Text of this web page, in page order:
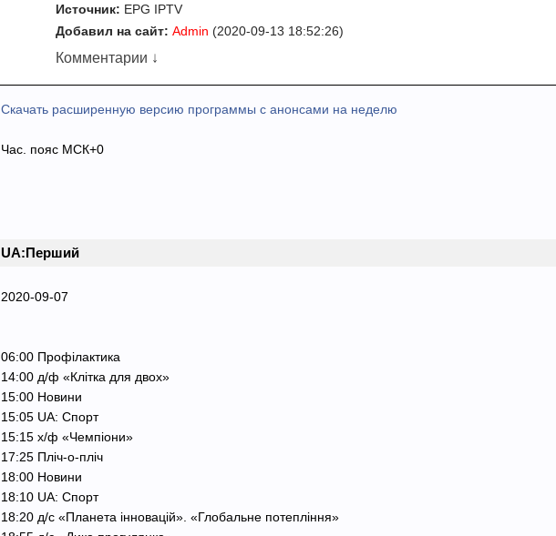
Источник: EPG IPTV
Добавил на сайт: Admin (2020-09-13 18:52:26)
Комментарии ↓
Скачать расширенную версию программы с анонсами на неделю
Час. пояс МСК+0
UA:Перший
2020-09-07
06:00 Профілактика
14:00 д/ф «Клітка для двох»
15:00 Новини
15:05 UA: Спорт
15:15 х/ф «Чемпіони»
17:25 Пліч-о-пліч
18:00 Новини
18:10 UA: Спорт
18:20 д/с «Планета інновацій». «Глобальне потепління»